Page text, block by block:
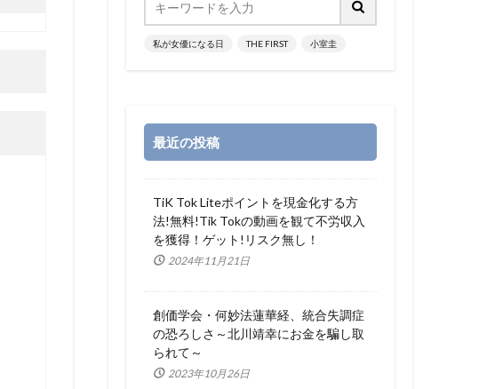
私が女優になる日 THE FIRST 小室圭
最近の投稿
TiK Tok Liteポイントを現金化する方
法!無料!Tik Tokの動画を観て不労収入
を獲得！ゲット!リスク無し！
2024年11月21日
創価学会・何妙法蓮華経、統合失調症
の恐ろしさ～北川靖幸にお金を騙し取
られて～
2023年10月26日